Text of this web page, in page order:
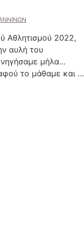
Αθλητισμού 2022,
αυλή του
μήλα…
το μάθαμε και …